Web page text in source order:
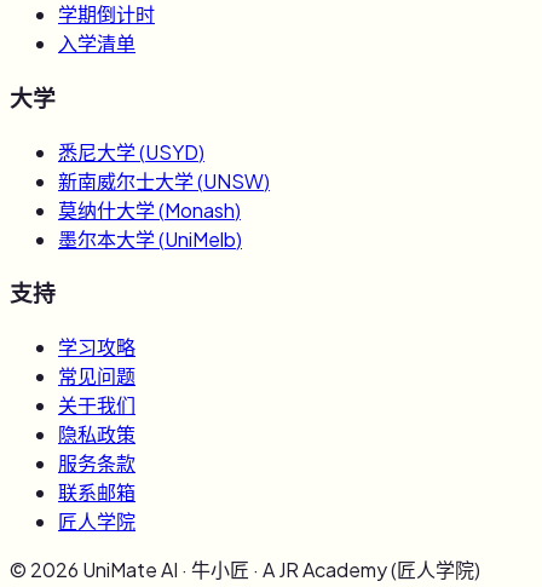
学期倒计时
入学清单
大学
悉尼大学(USYD)
新南威尔士大学(UNSW)
莫纳什大学(Monash)
墨尔本大学(UniMelb)
支持
学习攻略
常见问题
关于我们
隐私政策
服务条款
联系邮箱
匠人学院
© 2026 UniMate AI · 牛小匠 · A JR Academy (匠人学院)